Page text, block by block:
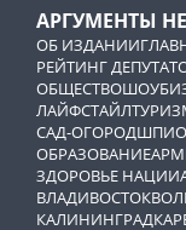
АРГУМЕНТЫ
ОБ ИЗДАНИИ
РЕЙТИНГ
ОБЩЕСТВО
ЛАЙФСТАЙЛ
САД-ОГОРОД
ОБРАЗОВАНИЕ
ЗДОРОВЬЕ НАЦИИ
ВЛАДИВОСТОК
КАЛИНИНГРАД